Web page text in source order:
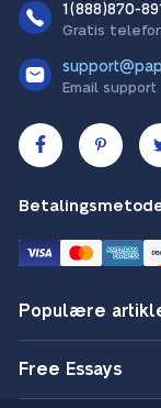
1(888)870-
Gratis
Email support
Populære
Free Essays